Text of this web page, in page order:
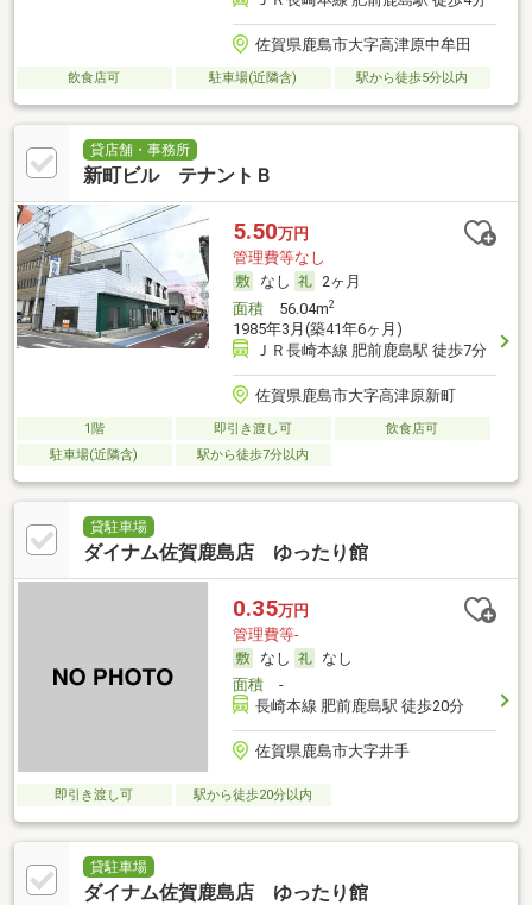
佐賀県鹿島市大字高津原中牟田
飲食店可 駐車場(近隣含) 駅から徒歩5分以内
貸店舗・事務所
新町ビル テナントＢ
5.50万円
管理費等なし
なし
2ヶ月
面積56.04m2
1985年3月(築41年6ヶ月)
ＪＲ長崎本線 肥前鹿島駅 徒歩7分
佐賀県鹿島市大字高津原新町
1階 即引き渡し可
飲食店可
駐車場(近隣含)
駅から徒歩7分以内
貸駐車場
ダイナム佐賀鹿島店 ゆったり館
0.35万円
管理費等-
なし
なし
面積-
長崎本線 肥前鹿島駅 徒歩20分
佐賀県鹿島市大字井手
即引き渡し可 駅から徒歩20分以内
貸駐車場
ダイナム佐賀鹿島店 ゆったり館